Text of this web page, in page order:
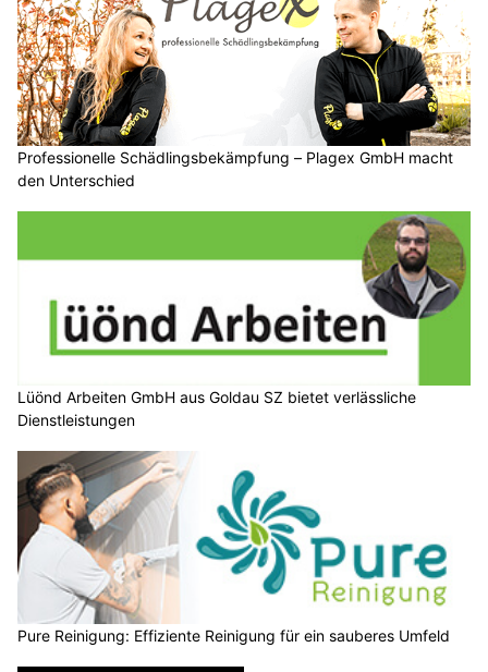
Professionelle Schädlingsbekämpfung – Plagex GmbH macht
den Unterschied
Lüönd Arbeiten GmbH aus Goldau SZ bietet verlässliche
Dienstleistungen
Pure Reinigung: Effiziente Reinigung für ein sauberes Umfeld